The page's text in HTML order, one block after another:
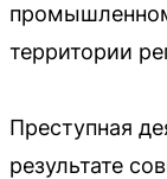
территории
Преступная
результате